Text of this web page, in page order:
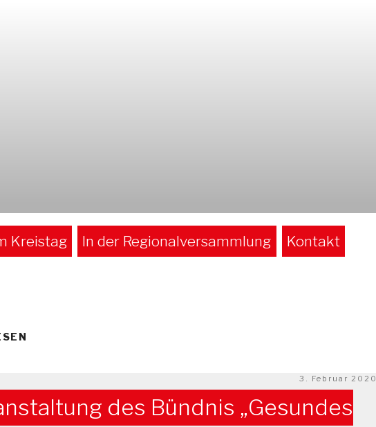
Kreistag In der Regionalversammlung Kontakt
Veröffentlicht
am
3. Februar 2020
des Bündnis „Gesundes